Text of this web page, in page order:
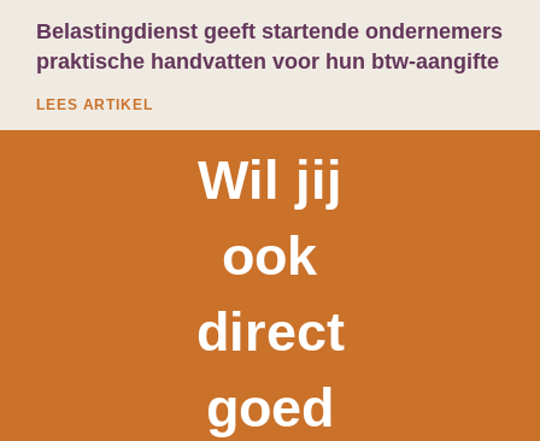
Belastingdienst geeft startende ondernemers
praktische handvatten voor hun btw-aangifte
LEES ARTIKEL
Wil jij
ook
direct
goed